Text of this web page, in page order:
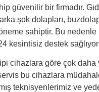
güvenilir bir firmadır.
şok dolapları,
sahiptir. Bu
kesintisiz destek
cihazlara göre çok daha
bu cihazlara
teknisyenlerimiz ve